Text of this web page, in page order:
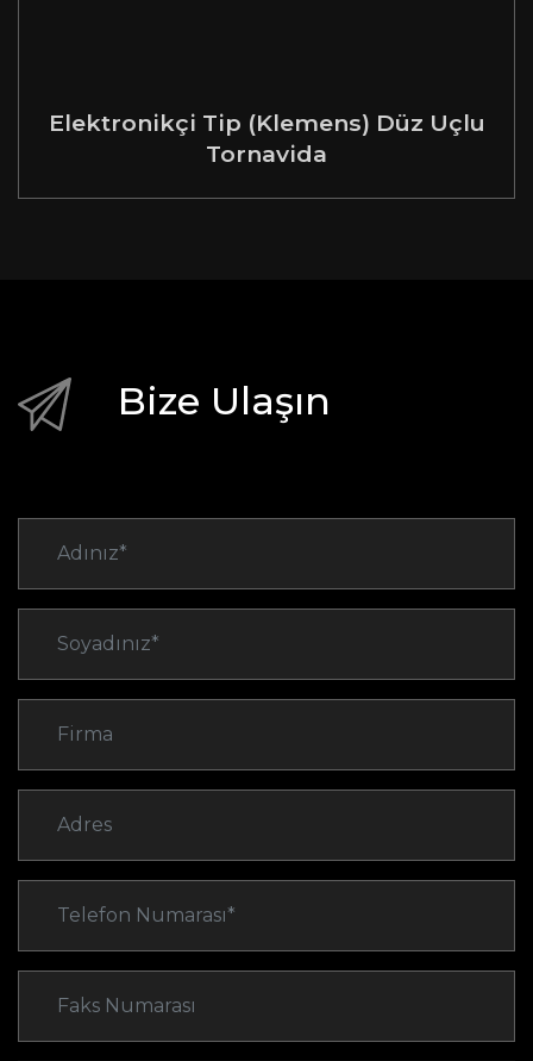
Elektronikçi Tip (Klemens) Düz Uçlu
Tornavida
Bize Ulaşın